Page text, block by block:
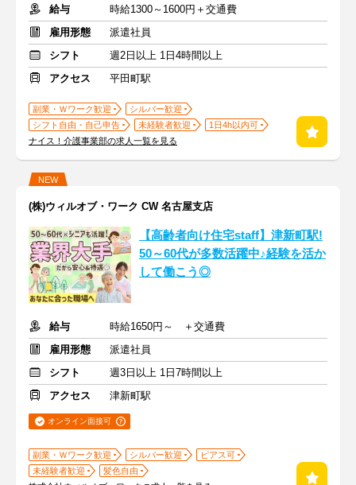
給与
時給1300～1600円＋交通費
雇用形態
派遣社員
シフト
週2日以上 1日4時間以上
アクセス
平田町駅
副業・Ｗワーク歓迎
シルバー歓迎
シフト自由・自己申告
未経験者歓迎
1日4h以内可
ナイス！介護事業部の求人一覧を見る
NEW
(株)ウィルオブ・ワーク CW 名古屋支店
【高齢者向け住宅staff】津新町駅!
50～60代が多数活躍中♪経験を活か
して働こう◎
給与
時給1650円～ ＋交通費
雇用形態
派遣社員
シフト
週3日以上 1日7時間以上
アクセス
津新町駅
オンライン面接可
副業・Ｗワーク歓迎 シルバー歓迎
ピアス可
未経験者歓迎
髪色自由